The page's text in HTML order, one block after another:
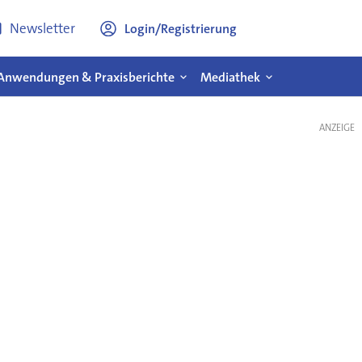
Newsletter Login/Registrierung
& Praxisberichte Mediathek
ANZEIGE